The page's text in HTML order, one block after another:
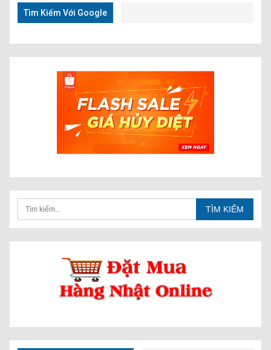
Tìm Kiếm Với Google